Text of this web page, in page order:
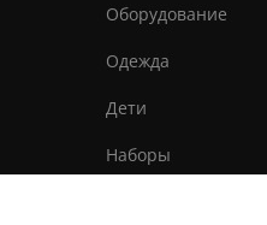
Оборудование
Одежда
Дети
Наборы